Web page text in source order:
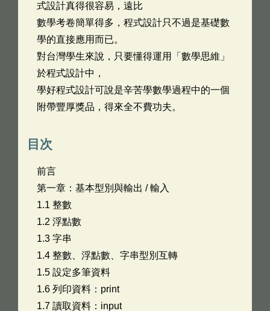
式設計真得很容易，遠比
數學考卷簡單得多，程式設計只不過是基礎數
學的直接應用而已。
對台灣學生來說，只要懂得運用「數學思維」
於程式設計中，
學好程式設計可說是辛苦學數學過程中的一個
附帶豐厚獎品，得來全不費功夫。
目次
前言 ­
第一章：基本型別與輸出 / 輸入
1.1 整數
1.2 浮點數
1.3 字串
1.4 整數、浮點數、字串型別互轉
1.5 設定多筆資料
1.6 列印資料：print
1.7 讀取資料：input